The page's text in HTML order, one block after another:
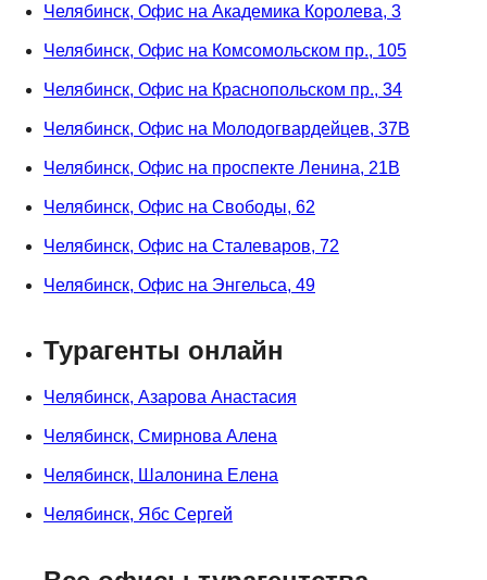
Челябинск, Офис на Академика Королева, 3
Челябинск, Офис на Комсомольском пр., 105
Челябинск, Офис на Краснопольском пр., 34
Челябинск, Офис на Молодогвардейцев, 37В
Челябинск, Офис на проспекте Ленина, 21В
Челябинск, Офис на Свободы, 62
Челябинск, Офис на Сталеваров, 72
Челябинск, Офис на Энгельса, 49
Турагенты онлайн
Челябинск, Азарова Анастасия
Челябинск, Смирнова Алена
Челябинск, Шалонина Елена
Челябинск, Ябс Сергей